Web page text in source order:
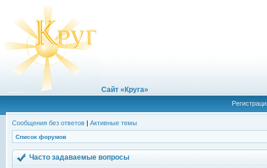
Сайт «Круга»
Сообщения без ответов | Активные темы
Список форумов
Часто задаваемые вопросы